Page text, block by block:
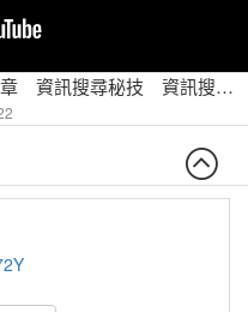
資訊力與資訊搜尋－王梅玲 第2-2章 資訊搜尋秘技 資訊搜尋歷程